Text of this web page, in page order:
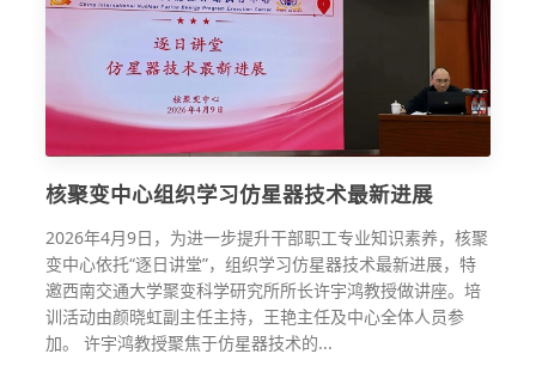
核聚变中心组织学习仿星器技术最新进展
2026年4月9日，为进一步提升干部职工专业知识素养，核聚
变中心依托“逐日讲堂”，组织学习仿星器技术最新进展，特
邀西南交通大学聚变科学研究所所长许宇鸿教授做讲座。培
训活动由颜晓虹副主任主持，王艳主任及中心全体人员参
加。 许宇鸿教授聚焦于仿星器技术的...